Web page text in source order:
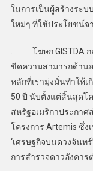
ในการเป็นผู้สร้างระบ
ใหม่ๆ ที่ใช้ประโยชน์จ
. โฆษก GISTDA กล่
ขีดความสามารถด้าน
หลักที่เรามุ่งมั่นทำให้
50 ปี นับตั้งแต่สิ้นสุดโค
สหรัฐอเมริกาประกา
โครงการ Artemis ซึ่ง
‘เศรษฐกิจบนดวงจันท
การสำรวจดาวอังคาร